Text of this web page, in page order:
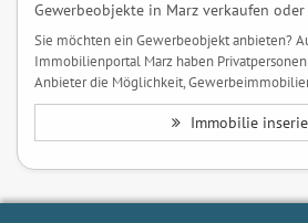
Gewerbeobjekte in Marz verkaufen
Sie möchten ein Gewerbeobjekt anbieten?
Immobilienportal Marz haben
Anbieter die Möglichkeit,
Immobilie